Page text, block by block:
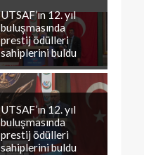
UTSAF’ın 12. yıl
buluşmasında
prestij ödülleri
sahiplerini buldu
UTSAF’ın 12. yıl
buluşmasında
prestij ödülleri
sahiplerini buldu